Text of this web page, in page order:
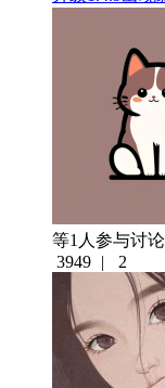
等1人参与讨
3949 | 2